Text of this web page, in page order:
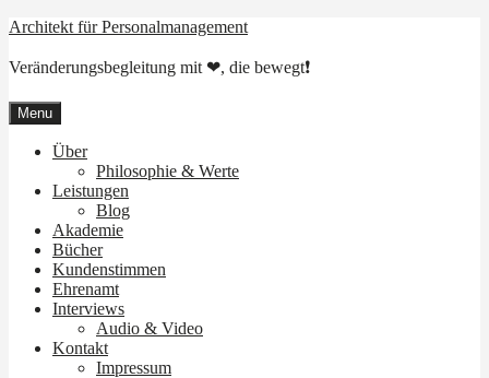
Skip
content
Architekt für Personalmanagement
Veränderungsbegleitung mit ❤, die bewegt❗
Menu
Über
Philosophie & Werte
Leistungen
Blog
Akademie
Bücher
Kundenstimmen
Ehrenamt
Interviews
Audio & Video
Kontakt
Impressum